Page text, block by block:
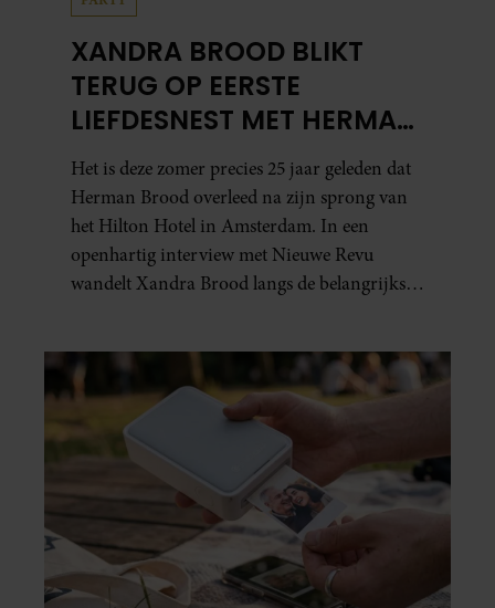
XANDRA BROOD BLIKT
TERUG OP EERSTE
LIEFDESNEST MET HERMAN
BROOD: “HIER IS LOLA
GEBOREN”
Het is deze zomer precies 25 jaar geleden dat
Herman Brood overleed na zijn sprong van
het Hilton Hotel in Amsterdam. In een
openhartig interview met Nieuwe Revu
wandelt Xandra Brood langs de belangrijkste
Leidsedwarsstraat roept een stortvloed aan
herinneringen op. Daar begon hun leven
samen en werd dochter Lola geboren.